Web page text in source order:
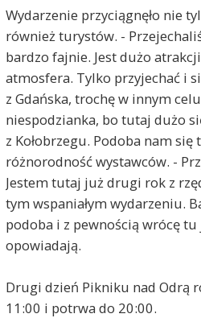
Wydarzenie przyciągnęło nie
również turystów. -
bardzo fajnie. Jest dużo
atmosfera. Tylko przyjechać i
z Gdańska, trochę w innym
niespodzianka, bo tutaj dużo
z Kołobrzegu. Podoba nam
różnorodność wystawców. -
Jestem tutaj już drugi rok z
tym wspaniałym wydarzeniu.
podoba i z pewnością wrócę tu
opowiadają.
Drugi dzień Pikniku nad Odrą
11:00 i potrwa do 20:00.